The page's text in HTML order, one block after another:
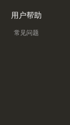
用户帮助
常见问题